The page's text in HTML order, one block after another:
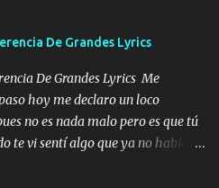
oye por los radios y bien
el compa huicho la corta al
del rancho carros
somos gente de problemas pero
buena sombra nos cobija y el
De Grandes Lyrics
De Grandes Lyrics Me
hoy me declaro un loco
no es nada malo pero es que tú
te vi sentí algo que ya no había